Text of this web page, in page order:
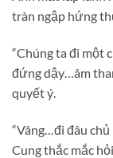
tràn ngập hứng
“Chúng ta đi một
đứng dậy…âm
quyết ý.
“Vâng…đi đâu
Cung thắc mắc